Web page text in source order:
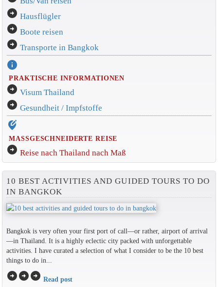
arrow_circle_right Hausflügler
arrow_circle_right Boote reisen
arrow_circle_right Transporte in Bangkok
info
PRAKTISCHE INFORMATIONEN
arrow_circle_right Visum Thailand
arrow_circle_right Gesundheit / Impfstoffe
edit_location_alt
MASSGESCHNEIDERTE REISE
arrow_circle_right Reise nach Thailand nach Maß
10 BEST ACTIVITIES AND GUIDED TOURS TO DO
IN BANGKOK
Bangkok is very often your first port of call—or rather, airport of arrival
—in Thailand. It is a highly eclectic city packed with unforgettable
activities. I have curated a selection of what I consider to be the 10 best
things to do in...
arrow_circle_rightarrow_circle_rightarrow_circle_right Read post